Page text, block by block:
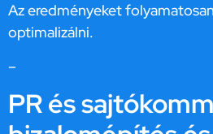
Az eredményeket
optimalizálni.
–
PR és